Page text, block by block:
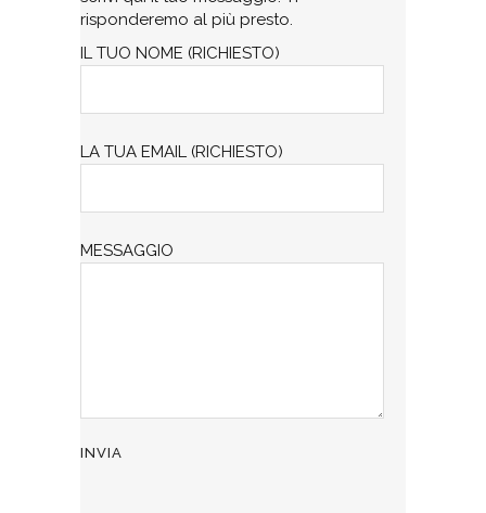
risponderemo al più presto.
IL TUO NOME (RICHIESTO)
LA TUA EMAIL (RICHIESTO)
MESSAGGIO